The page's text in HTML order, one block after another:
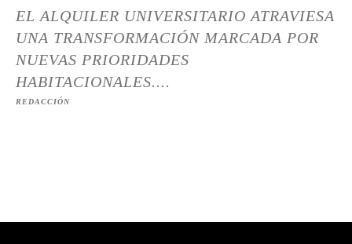
EL ALQUILER UNIVERSITARIO ATRAVIESA
UNA TRANSFORMACIÓN MARCADA POR
NUEVAS PRIORIDADES
HABITACIONALES....
REDACCIÓN